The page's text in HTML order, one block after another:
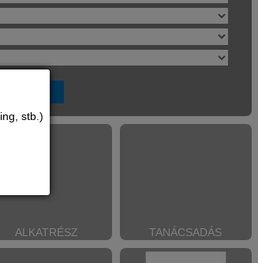
ALKATRÉSZ TANÁCSADÁS
stb.)